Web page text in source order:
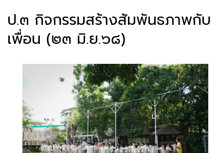
ป.๓ กิจกรรมสร้างสัมพันธภาพกับ
เพื่อน (๒๓ มิ.ย.๖๘)